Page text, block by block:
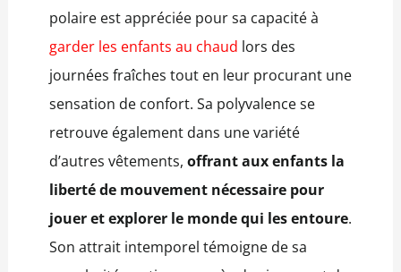
polaire est appréciée pour sa capacité à
garder les enfants au chaud lors des
journées fraîches tout en leur procurant une
sensation de confort. Sa polyvalence se
retrouve également dans une variété
d’autres vêtements, offrant aux enfants la
liberté de mouvement nécessaire pour
jouer et explorer le monde qui les entoure.
Son attrait intemporel témoigne de sa